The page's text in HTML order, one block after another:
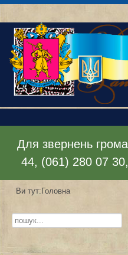
Для звернень
44, (061) 280 07
Ви тут:Головна
Пошук...